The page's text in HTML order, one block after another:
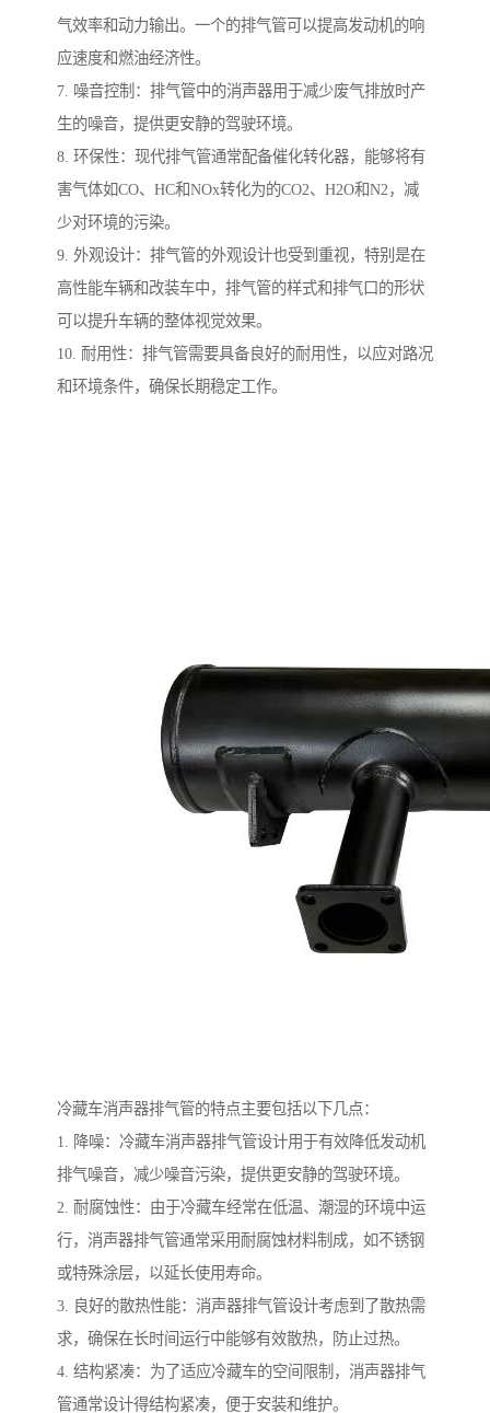
气效率和动力输出。一个的排气管可以提高发动机的响
应速度和燃油经济性。
7. 噪音控制：排气管中的消声器用于减少废气排放时产
生的噪音，提供更安静的驾驶环境。
8. 环保性：现代排气管通常配备催化转化器，能够将有
害气体如CO、HC和NOx转化为的CO2、H2O和N2，减
少对环境的污染。
9. 外观设计：排气管的外观设计也受到重视，特别是在
高性能车辆和改装车中，排气管的样式和排气口的形状
可以提升车辆的整体视觉效果。
10. 耐用性：排气管需要具备良好的耐用性，以应对路况
和环境条件，确保长期稳定工作。
冷藏车消声器排气管的特点主要包括以下几点：
1. 降噪：冷藏车消声器排气管设计用于有效降低发动机
排气噪音，减少噪音污染，提供更安静的驾驶环境。
2. 耐腐蚀性：由于冷藏车经常在低温、潮湿的环境中运
行，消声器排气管通常采用耐腐蚀材料制成，如不锈钢
或特殊涂层，以延长使用寿命。
3. 良好的散热性能：消声器排气管设计考虑到了散热需
求，确保在长时间运行中能够有效散热，防止过热。
4. 结构紧凑：为了适应冷藏车的空间限制，消声器排气
管通常设计得结构紧凑，便于安装和维护。